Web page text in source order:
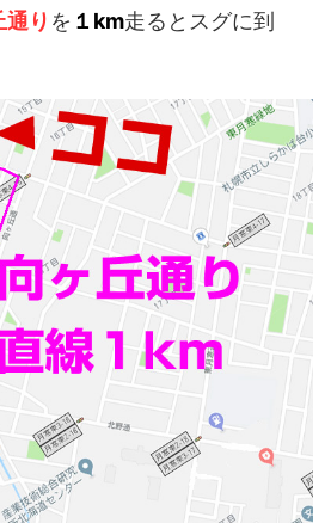
通り を １km走るとスグに到